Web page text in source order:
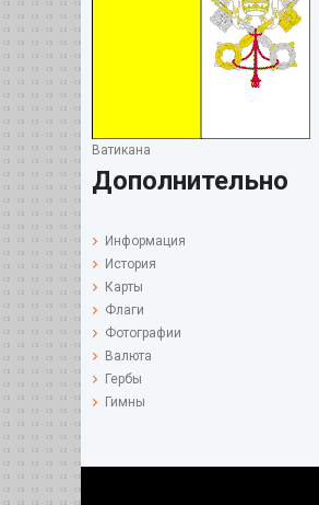
Ватикана
Дополнительно
Информация
История
Карты
Флаги
Фотографии
Валюта
Гербы
Гимны